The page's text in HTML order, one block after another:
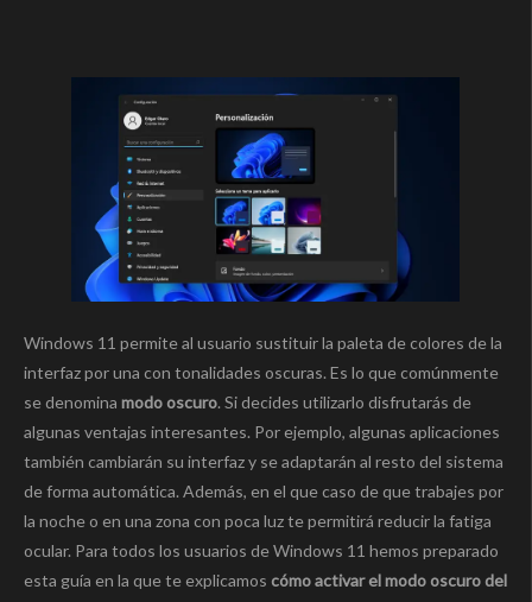
Windows 11 permite al usuario sustituir la paleta de colores de la
interfaz por una con tonalidades oscuras. Es lo que comúnmente
se denomina modo oscuro. Si decides utilizarlo disfrutarás de
algunas ventajas interesantes. Por ejemplo, algunas aplicaciones
también cambiarán su interfaz y se adaptarán al resto del sistema
de forma automática. Además, en el que caso de que trabajes por
la noche o en una zona con poca luz te permitirá reducir la fatiga
ocular. Para todos los usuarios de Windows 11 hemos preparado
esta guía en la que te explicamos cómo activar el modo oscuro del